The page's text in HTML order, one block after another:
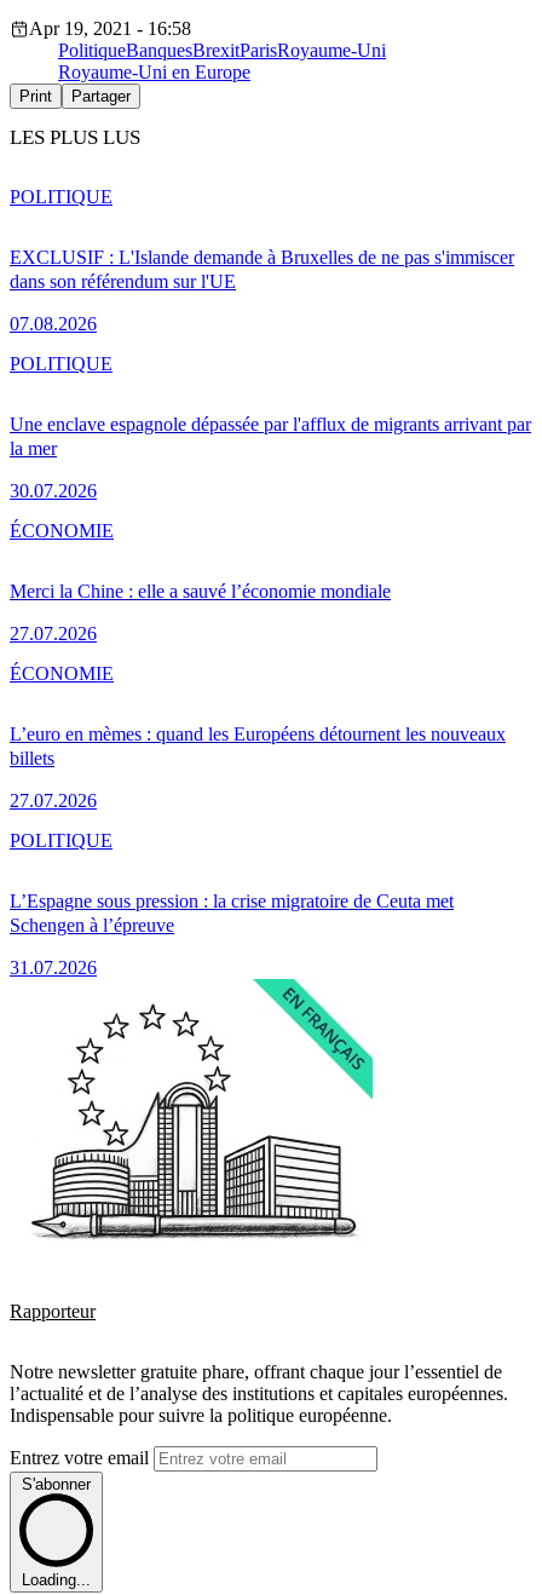
Apr 19, 2021 - 16:58
PolitiqueBanquesBrexitParisRoyaume-Uni
Royaume-Uni en Europe
Print Partager
LES PLUS LUS
EXCLUSIF : L'Islande demande à Bruxelles de ne pas s'immiscer
dans son référendum sur l'UE
07.08.2026
POLITIQUE
Une enclave espagnole dépassée par l'afflux de migrants arrivant par
la mer
30.07.2026
POLITIQUE
Merci la Chine : elle a sauvé l’économie mondiale
27.07.2026
ÉCONOMIE
L’euro en mèmes : quand les Européens détournent les nouveaux
billets
27.07.2026
ÉCONOMIE
L’Espagne sous pression : la crise migratoire de Ceuta met
Schengen à l’épreuve
31.07.2026
POLITIQUE
Rapporteur
Notre newsletter gratuite phare, offrant chaque jour l’essentiel de
l’actualité et de l’analyse des institutions et capitales européennes.
Indispensable pour suivre la politique européenne.
Entrez votre email
S'abonner
Loading...